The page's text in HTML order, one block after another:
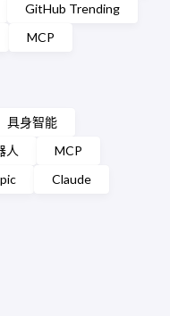
GitHub Trending
MCP
具身智能
人
MCP
Claude